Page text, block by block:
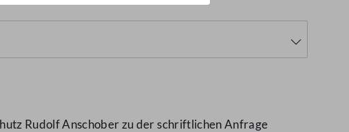
Rudolf Anschober zu der schriftlichen Anfrage